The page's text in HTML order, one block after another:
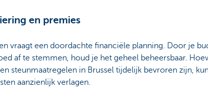
en premies
vraagt een doordachte financiële planning. Door je
af te stemmen, houd je het geheel beheersbaar.
steunmaatregelen in Brussel tijdelijk bevroren zijn,
aanzienlijk verlagen.